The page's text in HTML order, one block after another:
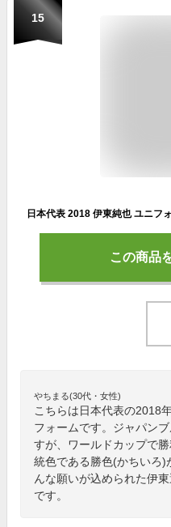
15
日本代表 2018 伊東純也 ユニフ
この商品
やちまる(30代・女性)
こちらは日本代表の2018
フォームです。ジャパン
すが、ワールドカップで
統色である勝色(かちいろ)
んな願いが込められた伊
です。